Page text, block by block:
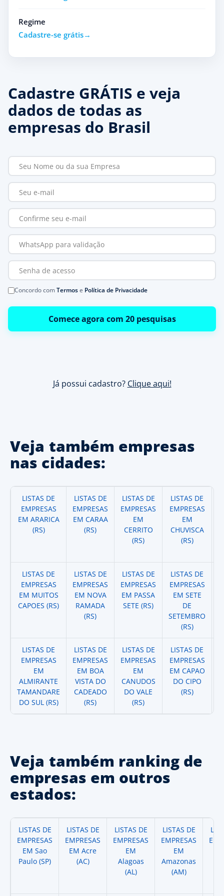
Regime
Cadastre-se grátis
Cadastre GRÁTIS e veja
dados de todas as
empresas do Brasil
Concordo comTermose Política de Privacidade
Comece agora com 20 pesquisas
Já possui cadastro? Clique aqui!
Veja também empresas
nas cidades:
LISTAS DE
EMPRESAS
EM ARARICA
(RS)
LISTAS DE
EMPRESAS
EM CARAA
(RS)
LISTAS DE
EMPRESAS
EM
CERRITO
(RS)
LISTAS DE
EMPRESAS
EM
CHUVISCA
(RS)
LISTAS DE
EMPRESAS
EM MUITOS
CAPOES (RS)
LISTAS DE
EMPRESAS
EM NOVA
RAMADA
(RS)
LISTAS DE
EMPRESAS
EM PASSA
SETE (RS)
LISTAS DE
EMPRESAS
EM SETE
DE
SETEMBRO
(RS)
LISTAS DE
EMPRESAS
EM
ALMIRANTE
TAMANDARE
DO SUL (RS)
LISTAS DE
EMPRESAS
EM BOA
VISTA DO
CADEADO
(RS)
LISTAS DE
EMPRESAS
EM
CANUDOS
DO VALE
(RS)
LISTAS DE
EMPRESAS
EM CAPAO
DO CIPO
(RS)
Veja também ranking de
empresas em outros
estados:
LISTAS DE
EMPRESAS
EM Sao
Paulo (SP)
LISTAS DE
EMPRESAS
EM Acre
(AC)
LISTAS DE
EMPRESAS
EM
Alagoas
(AL)
LISTAS DE
EMPRESAS
EM
Amazonas
(AM)